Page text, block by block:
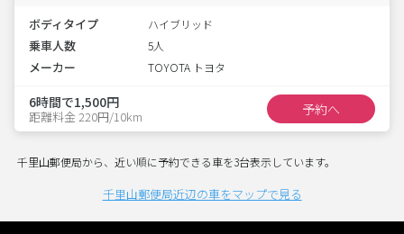
ボディタイプ ハイブリッド
乗車人数 5人
メーカー TOYOTA トヨタ
6時間で1,500円
距離料金 220円/10km 予約へ
千里山郵便局から、近い順に予約できる車を3台表示しています。
千里山郵便局近辺の車をマップで見る